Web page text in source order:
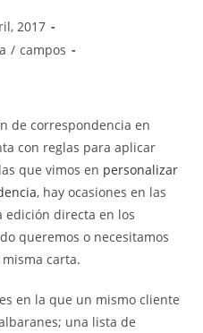
2017
/ campos
de correspondencia en
con reglas para aplicar
que vimos en personalizar
, hay ocasiones en las
directa en los
queremos o necesitamos
carta.
en la que un mismo cliente
una lista de